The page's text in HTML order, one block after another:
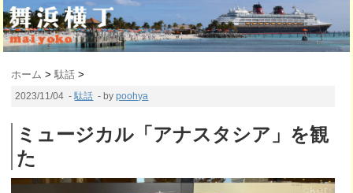
ホーム >駄話 >
2023/11/04 -駄話 - bypoohya
ミュージカル「アナスタシア」を観
た